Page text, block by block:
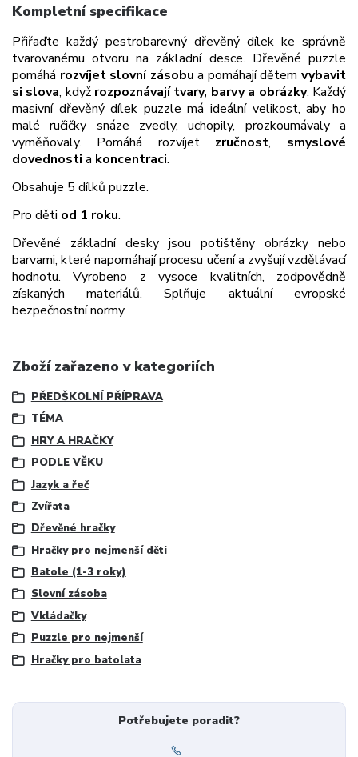
Kompletní specifikace
Přiřaďte každý pestrobarevný dřevěný dílek ke správně
tvarovanému otvoru na základní desce. Dřevěné puzzle
pomáhá rozvíjet slovní zásobu a pomáhají dětem vybavit
si slova, když rozpoznávají tvary, barvy a obrázky. Každý
masivní dřevěný dílek puzzle má ideální velikost, aby ho
malé ručičky snáze zvedly, uchopily, prozkoumávaly a
vyměňovaly. Pomáhá rozvíjet zručnost, smyslové
dovednosti a koncentraci.
Obsahuje 5 dílků puzzle.
Pro děti od 1 roku.
Dřevěné základní desky jsou potištěny obrázky nebo
barvami, které napomáhají procesu učení a zvyšují vzdělávací
hodnotu. Vyrobeno z vysoce kvalitních, zodpovědně
získaných materiálů. Splňuje aktuální evropské
bezpečnostní normy.
Zboží zařazeno v kategoriích
PŘEDŠKOLNÍ PŘÍPRAVA
TÉMA
HRY A HRAČKY
PODLE VĚKU
Jazyk a řeč
Zvířata
Dřevěné hračky
Hračky pro nejmenší děti
Batole (1-3 roky)
Slovní zásoba
Vkládačky
Puzzle pro nejmenší
Hračky pro batolata
Potřebujete poradit?